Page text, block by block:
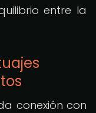
entre la
conexión con